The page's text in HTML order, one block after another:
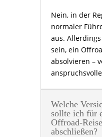
Nein, in der
normaler
aus.
sein, ein
absolvieren –
Welche
sollte ich für
Offroad-Reise
abschließen?